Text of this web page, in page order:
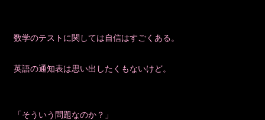
数学のテストに関しては自信はすごくある。
英語の通知表は思い出したくもないけど。
「そういう問題なのか？」